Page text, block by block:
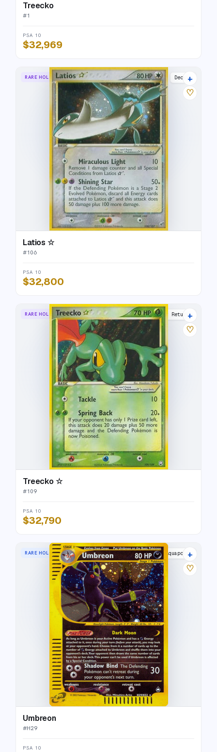
Treecko
#1
PSA 10
$32,969
RARE HOLO STAR Deoxys
+
♡
Latios ☆
#106
PSA 10
$32,800
RARE HOLO STAR Team Rocket Returns
+
♡
Treecko ☆
#109
PSA 10
$32,790
RARE HOLO Aquapolis
+
♡
Umbreon
#H29
PSA 10